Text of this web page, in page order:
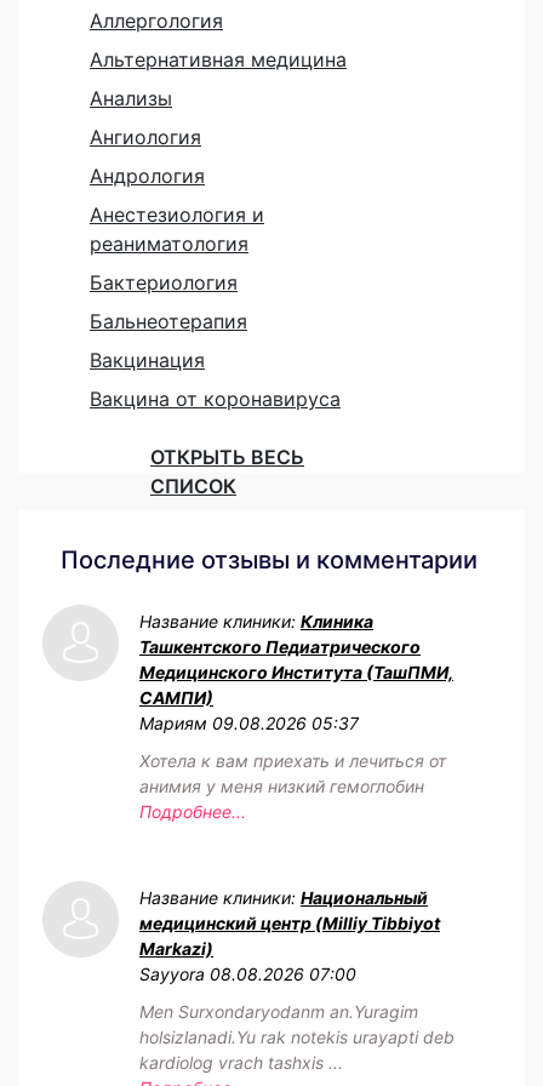
Аллергология
Альтернативная медицина
Анализы
Ангиология
Андрология
Анестезиология и
реаниматология
Бактериология
Бальнеотерапия
Вакцинация
Вакцина от коронавируса
ОТКРЫТЬ ВЕСЬ
СПИСОК
Последние отзывы и комментарии
Название клиники: Клиника
Ташкентского Педиатрического
Медицинского Института (ТашПМИ,
САМПИ)
Мариям 09.08.2026 05:37
Хотела к вам приехать и лечиться от
анимия у меня низкий гемоглобин
Подробнее...
Название клиники: Национальный
медицинский центр (Milliy Tibbiyot
Markazi)
Sayyora 08.08.2026 07:00
Men Surxondaryodanm an.Yuragim
holsizlanadi.Yu rak notekis urayapti deb
kardiolog vrach tashxis ...